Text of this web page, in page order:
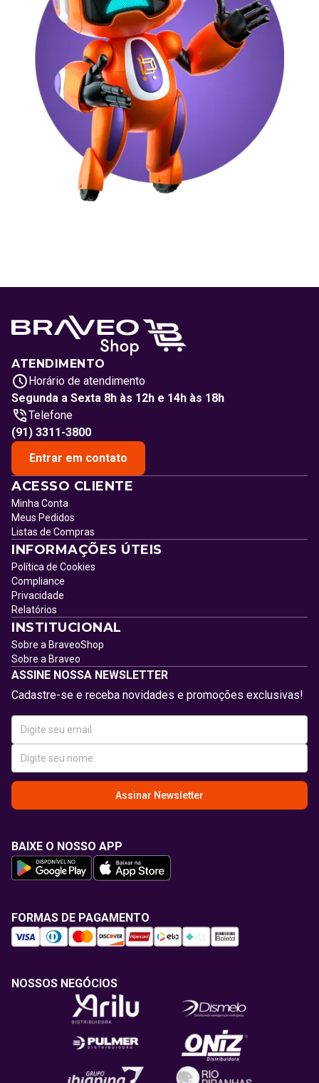
ATENDIMENTO
Horário de atendimento
Segunda a Sexta 8h às 12h e 14h às 18h
Telefone
(91) 3311-3800
Entrar em contato
ACESSO CLIENTE
Minha Conta
Meus Pedidos
Listas de Compras
INFORMAÇÕES ÚTEIS
Política de Cookies
Compliance
Privacidade
Relatórios
INSTITUCIONAL
Sobre a BraveoShop
Sobre a Braveo
ASSINE NOSSA NEWSLETTER
Cadastre-se e receba novidades e promoções exclusivas!
Assinar Newsletter
BAIXE O NOSSO APP
FORMAS DE PAGAMENTO
NOSSOS NEGÓCIOS